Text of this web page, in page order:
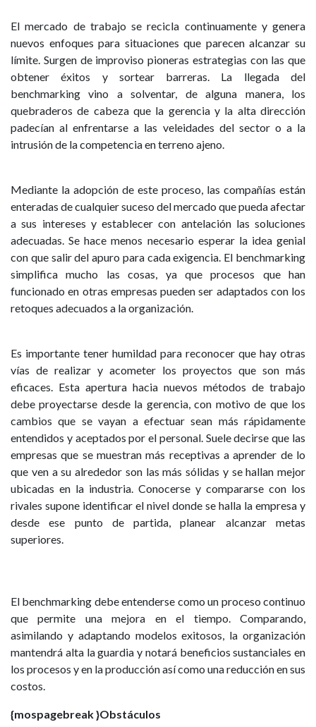
El mercado de trabajo se recicla continuamente y genera
nuevos enfoques para situaciones que parecen alcanzar su
límite. Surgen de improviso pioneras estrategias con las que
obtener éxitos y sortear barreras. La llegada del
benchmarking vino a solventar, de alguna manera, los
quebraderos de cabeza que la gerencia y la alta dirección
padecían al enfrentarse a las veleidades del sector o a la
intrusión de la competencia en terreno ajeno.
Mediante la adopción de este proceso, las compañías están
enteradas de cualquier suceso del mercado que pueda afectar
a sus intereses y establecer con antelación las soluciones
adecuadas. Se hace menos necesario esperar la idea genial
con que salir del apuro para cada exigencia. El benchmarking
simplifica mucho las cosas, ya que procesos que han
funcionado en otras empresas pueden ser adaptados con los
retoques adecuados a la organización.
Es importante tener humildad para reconocer que hay otras
vías de realizar y acometer los proyectos que son más
eficaces. Esta apertura hacia nuevos métodos de trabajo
debe proyectarse desde la gerencia, con motivo de que los
cambios que se vayan a efectuar sean más rápidamente
entendidos y aceptados por el personal. Suele decirse que las
empresas que se muestran más receptivas a aprender de lo
que ven a su alrededor son las más sólidas y se hallan mejor
ubicadas en la industria. Conocerse y compararse con los
rivales supone identificar el nivel donde se halla la empresa y
desde ese punto de partida, planear alcanzar metas
superiores.
El benchmarking debe entenderse como un proceso continuo
que permite una mejora en el tiempo. Comparando,
asimilando y adaptando modelos exitosos, la organización
mantendrá alta la guardia y notará beneficios sustanciales en
los procesos y en la producción así como una reducción en sus
costos.
{mospagebreak }Obstáculos